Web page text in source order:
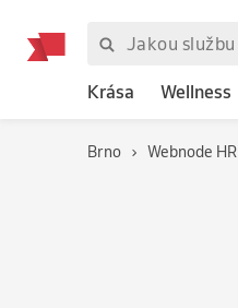
Krása Wellness
Brno Webnode HR